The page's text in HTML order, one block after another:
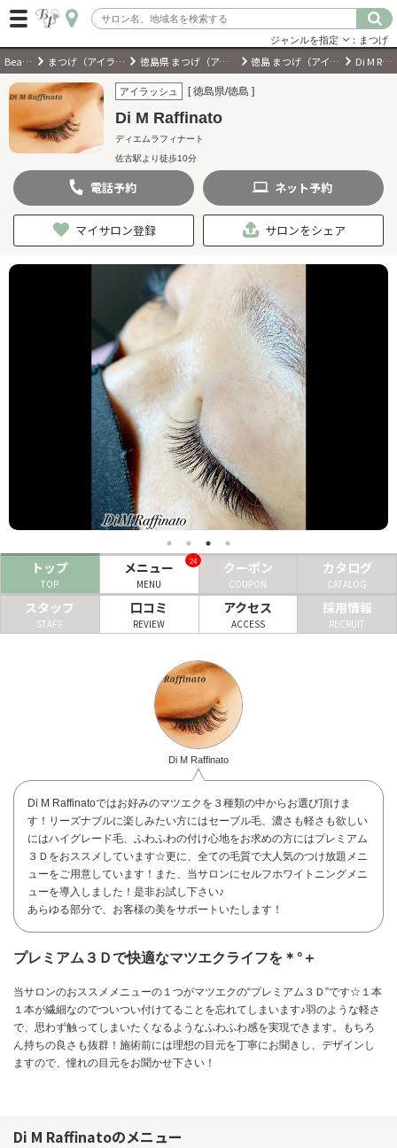
ログイン
会員登録（無料）
キーワード検索
ジャンルを選択
キーワードで検索
近くのサロンを探す
現在地から探す
リラクゼーションサロン
美容クリニック
ジャンルを指定 ：まつげ
BeautyPark まつげ（アイラッシュ）サロン 徳島県 まつげ（アイラッシュ）サロン 徳島 まつげ（アイラッシュ）サロン Di M Raffinato
アイラッシュ [ 徳島県/徳島 ]
Di M Raffinato
ディエムラフィナート
佐古駅より徒歩10分
電話予約 ネット予約
マイサロン登録 サロンをシェア
トップ
TOP
メニュー
MENU
24 クーポン
COUPON
カタログ
CATALOG
スタッフ
STAFF
口コミ
REVIEW
アクセス
ACCESS
採用情報
RECRUIT
Di M Raffinato
Di M Raffinatoではお好みのマツエクを３種類の中からお選び頂けま
す！リーズナブルに楽しみたい方にはセーブル毛、濃さも軽さも欲しい
にはハイグレード毛、ふわふわの付け心地をお求めの方にはプレミアム
３Ｄをおススメしています☆更に、全ての毛質で大人気のつけ放題メニ
ューをご用意しています！また、当サロンにセルフホワイトニングメニ
ューを導入しました！是非お試し下さい♪
あらゆる部分で、お客様の美をサポートいたします！
プレミアム３Ｄで快適なマツエクライフを＊°＋
当サロンのおススメメニューの１つがマツエクの“プレミアム３Ｄ”です☆１本
１本が繊細なのでついつい付けてることを忘れてしまいます♪羽のような軽さ
で、思わず触ってしまいたくなるようなふわふわ感を実現できます。もちろ
ん持ちの良さも抜群！施術前には理想の目元を丁寧にお聞きし、デザインし
ますので、憧れの目元をお聞かせ下さい！
Di M Raffinatoのメニュー